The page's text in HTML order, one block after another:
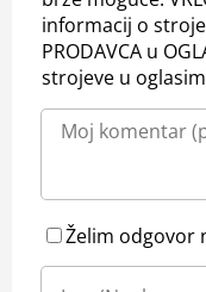
informacij o
PRODAVCA u
strojeve u
Želim odgovor